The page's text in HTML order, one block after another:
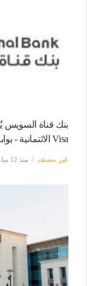
بنك قناة السويس
Visa الائتمانية - بوابة المدينة برس
غير مصنف منذ 12 ساعة